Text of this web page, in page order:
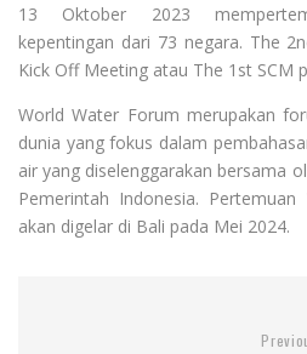
13 Oktober 2023
kepentingan dari 73 negara. The
Kick Off Meeting atau The 1st SCM
World Water Forum merupakan
dunia yang fokus dalam
air yang diselenggarakan bersama
Pemerintah Indonesia.
akan digelar di Bali pada Mei 2024.